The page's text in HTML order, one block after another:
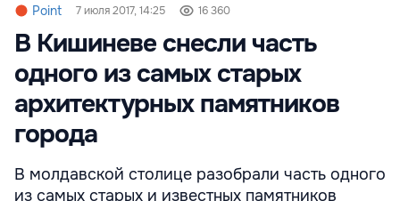
Point 7 июля 2017, 14:25 16 360
В Кишиневе снесли часть
одного из самых старых
архитектурных памятников
города
В молдавской столице разобрали часть одного
из самых старых и известных памятников